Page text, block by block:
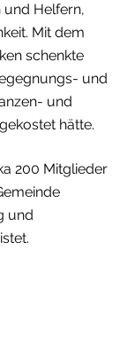
und Helfern,
Mit dem
schenkte
und
und
hätte.
200 Mitglieder
und